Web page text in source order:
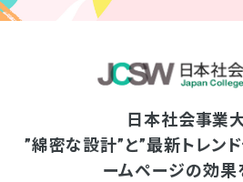
日本社会事業
”綿密な設計”と”最新トレンド
ームページの効果